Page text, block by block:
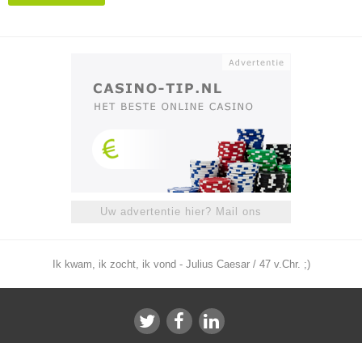
Uw advertentie hier? Mail ons
Ik kwam, ik zocht, ik vond - Julius Caesar / 47 v.Chr. ;)